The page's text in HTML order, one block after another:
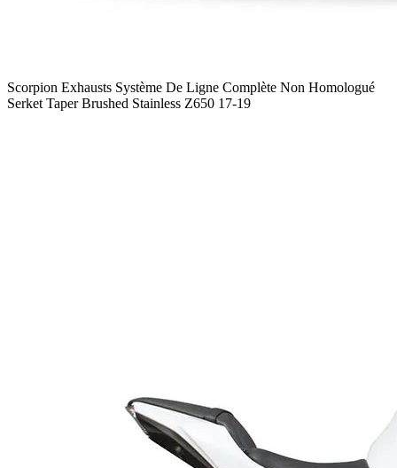
Scorpion Exhausts Système De Ligne Complète Non Homologué
Serket Taper Brushed Stainless Z650 17-19